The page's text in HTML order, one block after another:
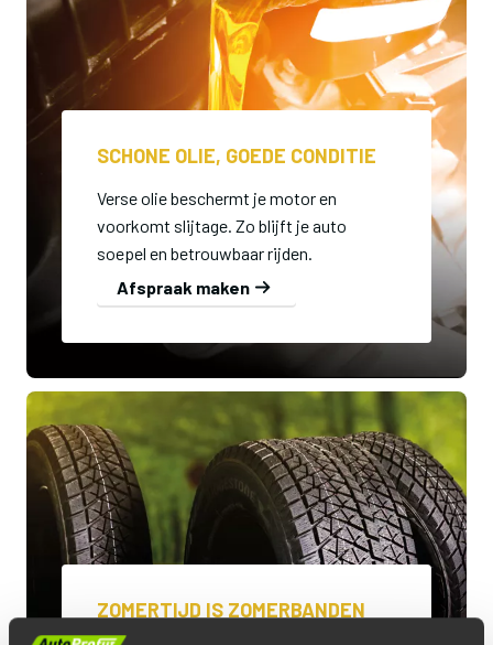
SCHONE OLIE, GOEDE CONDITIE
Verse olie beschermt je motor en
voorkomt slijtage. Zo blijft je auto
soepel en betrouwbaar rijden.
Afspraak maken
ZOMERTIJD IS ZOMERBANDEN